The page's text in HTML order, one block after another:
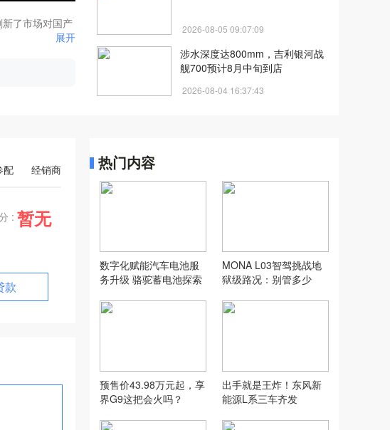
了市场对国产
展开
2026-08-05 09:07:09
涉水深度达800mm，吉利银河战
舰700预计8月中旬到店
2026-08-04 16:37:43
经销商
配
: 暂无
款
热门内容
数字化赋能汽车电池服
务升级 骆驼蓄电池探索
MONA L03智驾挑战地
狱级路况：别管多少
驾
预售价43.98万元起，享
界G9这把会火吗？
出手就是王炸！东风新
能源L系三车齐发